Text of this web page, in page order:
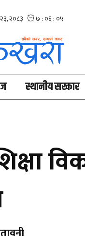
स्थानीय सरकार